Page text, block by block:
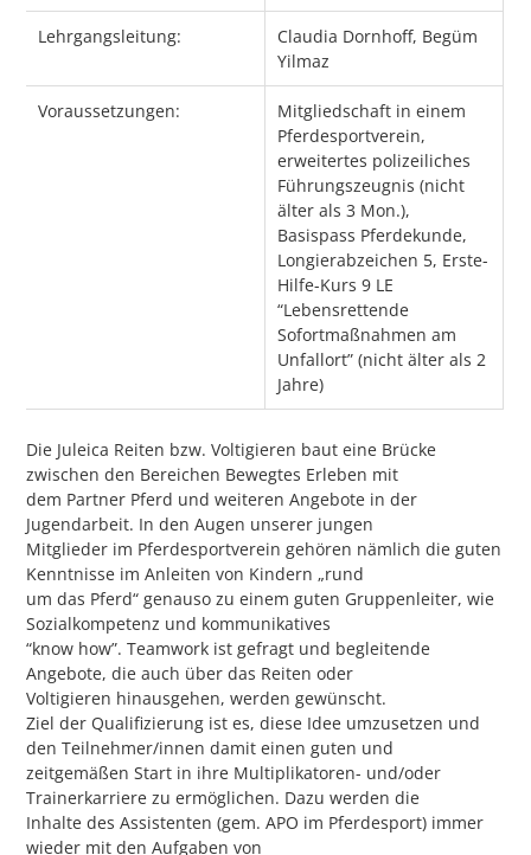
Lehrgangsleitung:
Claudia Dornhoff, Begüm
Yilmaz
Voraussetzungen:
Mitgliedschaft in einem
Pferdesportverein,
erweitertes polizeiliches
Führungszeugnis (nicht
älter als 3 Mon.),
Basispass Pferdekunde,
Longierabzeichen 5, Erste-
Hilfe-Kurs 9 LE
“Lebensrettende
Sofortmaßnahmen am
Unfallort” (nicht älter als 2
Jahre)
Die Juleica Reiten bzw. Voltigieren baut eine Brücke
zwischen den Bereichen Bewegtes Erleben mit
dem Partner Pferd und weiteren Angebote in der
Jugendarbeit. In den Augen unserer jungen
Mitglieder im Pferdesportverein gehören nämlich die guten
Kenntnisse im Anleiten von Kindern „rund
um das Pferd“ genauso zu einem guten Gruppenleiter, wie
Sozialkompetenz und kommunikatives
“know how”. Teamwork ist gefragt und begleitende
Angebote, die auch über das Reiten oder
Voltigieren hinausgehen, werden gewünscht.
Ziel der Qualifizierung ist es, diese Idee umzusetzen und
den Teilnehmer/innen damit einen guten und
zeitgemäßen Start in ihre Multiplikatoren- und/oder
Trainerkarriere zu ermöglichen. Dazu werden die
Inhalte des Assistenten (gem. APO im Pferdesport) immer
wieder mit den Aufgaben von